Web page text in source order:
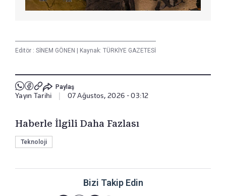
Editör : SİNEM GÖNEN Kaynak: TÜRKİYE GAZETESİ
Paylaş
Yayın Tarihi 07 Ağustos, 2026 - 03:12
Haberle İlgili Daha Fazlası
Teknoloji
Bizi Takip Edin